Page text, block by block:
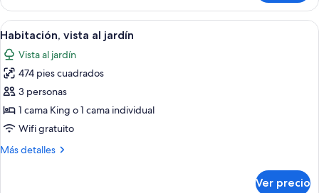
vista
al
jardín
Abrir
todas
las
fotos
de
Habitación,
vista
jardín
Habitación de hotel con dos camas,
7
Habitación, vista al jardín
Vista al jardín
474 pies cuadrados
3 personas
1 cama King o 1 cama individual
Wifi gratuito
Más detalles
Más
Ver precio